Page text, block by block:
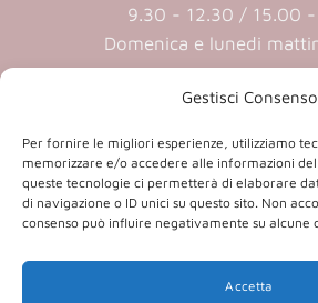
Gestisci Consenso
Per fornire le migliori esperienze, utilizziamo
memorizzare e/o accedere alle informazioni del
queste tecnologie ci permetterà di elaborare
di navigazione o ID unici su questo sito. Non
consenso può influire negativamente su alcune
Accetta
9.30 - 12.30 / 15.00 -
Domenica e lunedi
Cookie policy|Privacy
P.iva 01409890207 |
01409890207 | Cap.soc. €